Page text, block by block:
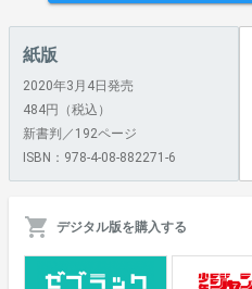
紙版
2020年3月4日発売
484円（税込）
新書判／192ページ
ISBN：978-4-08-882271-6
デジタル版を購入する